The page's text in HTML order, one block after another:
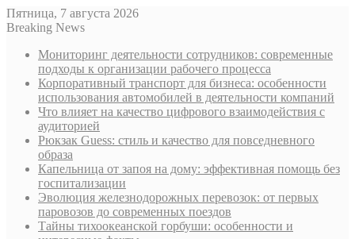
Пятница, 7 августа 2026
Breaking News
Мониторинг деятельности сотрудников: современные
подходы к организации рабочего процесса
Корпоративный транспорт для бизнеса: особенности
использования автомобилей в деятельности компаний
Что влияет на качество цифрового взаимодействия с
аудиторией
Рюкзак Guess: стиль и качество для повседневного
образа
Капельница от запоя на дому: эффективная помощь без
госпитализации
Эволюция железнодорожных перевозок: от первых
паровозов до современных поездов
Тайны тихоокеанской горбуши: особенности и